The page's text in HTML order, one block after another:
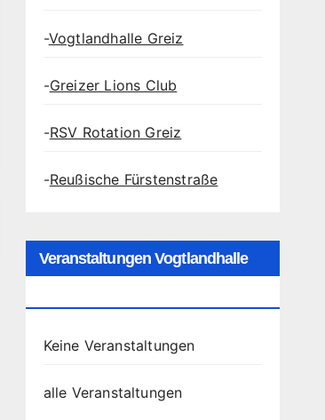
-Vogtlandhalle Greiz
-Greizer Lions Club
-RSV Rotation Greiz
-Reußische Fürstenstraße
Veranstaltungen Vogtlandhalle
Keine Veranstaltungen
alle Veranstaltungen